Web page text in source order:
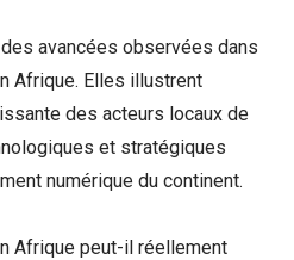
avancées observées dans
Afrique. Elles illustrent
des acteurs locaux de
et stratégiques
numérique du continent.
Afrique peut-il réellement